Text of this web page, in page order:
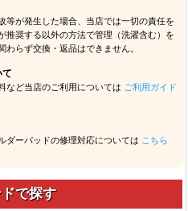
等が発生した場合、当店では一切の責任を
推奨する以外の方法で管理（洗濯含む）を
らず交換・返品はできません。
など当店のご利用については ご利用ガイド
ダーパッドの修理対応については こちら
で探す